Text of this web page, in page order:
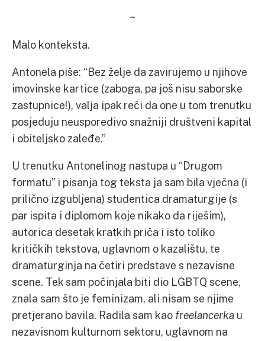
~
Malo konteksta.
Antonela piše: “Bez želje da zavirujemo u njihove
imovinske kartice (zaboga, pa još nisu saborske
zastupnice!), valja ipak reći da one u tom trenutku
posjeduju neusporedivo snažniji društveni kapital
i obiteljsko zaleđe.”
U trenutku Antonelinog nastupa u “Drugom
formatu” i pisanja tog teksta ja sam bila vječna (i
prilično izgubljena) studentica dramaturgije (s
par ispita i diplomom koje nikako da riješim),
autorica desetak kratkih priča i isto toliko
kritičkih tekstova, uglavnom o kazalištu, te
dramaturginja na četiri predstave s nezavisne
scene. Tek sam počinjala biti dio LGBTQ scene,
znala sam što je feminizam, ali nisam se njime
pretjerano bavila. Radila sam kao freelancerka u
nezavisnom kulturnom sektoru, uglavnom na